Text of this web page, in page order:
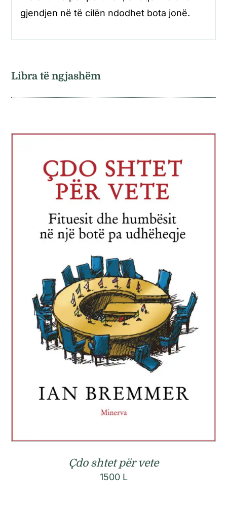
gjendjen në të cilën ndodhet bota jonë.
Libra të ngjashëm
Çdo shtet për vete
1500 L